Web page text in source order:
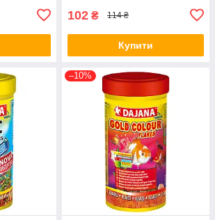
102 ₴ 114 ₴
Купити
–10%